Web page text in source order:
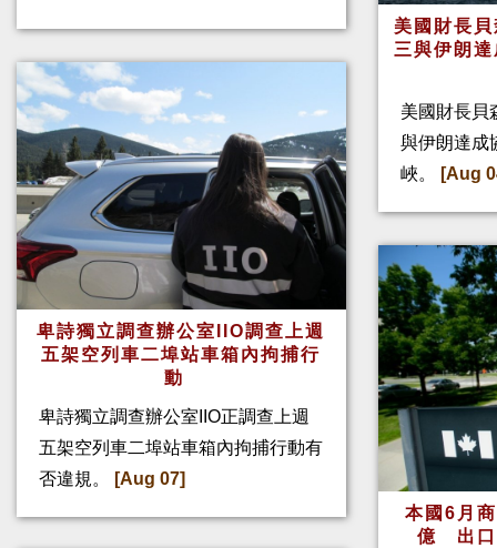
卑詩獨立調查辦公室IIO調查上週
五架空列車二埠站車箱內拘捕行
動
卑詩獨立調查辦公室IIO正調查上週
五架空列車二埠站車箱內拘捕行動有
否違規。
[Aug 07]
美國財長
三與伊朗
美國財長貝
與伊朗達成
峽。
[Aug
本國6月
億 出口